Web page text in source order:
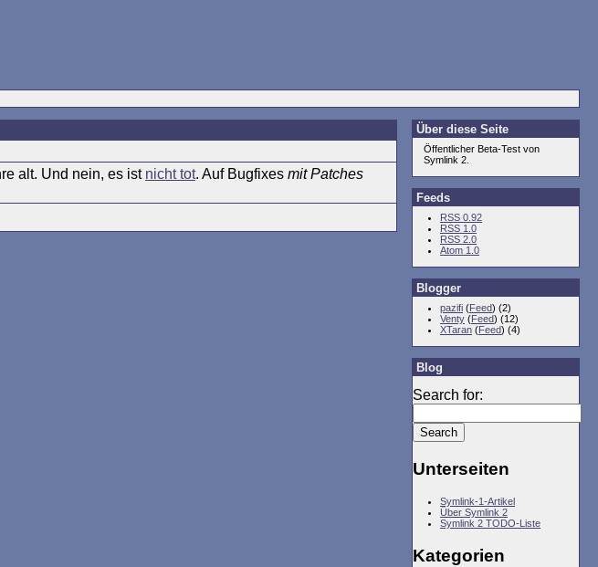
Über diese Seite
Öffentlicher Beta-Test von
Symlink 2.
Feeds
RSS 0.92
RSS 1.0
RSS 2.0
Atom 1.0
Blogger
pazifi (Feed) (2)
Venty (Feed) (12)
XTaran (Feed) (4)
Blog
Search for:
Unterseiten
Symlink-1-Artikel
Über Symlink 2
Symlink 2 TODO-Liste
Kategorien
alt. Und nein, es ist nicht tot. Auf Bugfixes mit Patches